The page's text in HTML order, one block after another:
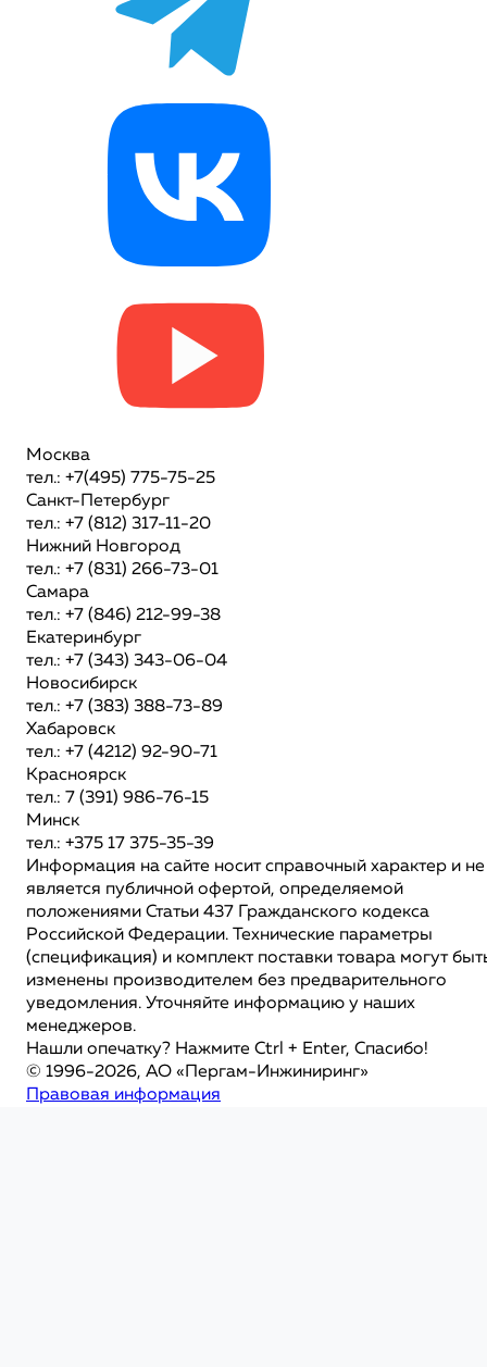
Москва
тел.: +7(495) 775-75-25
Санкт-Петербург
тел.: +7 (812) 317-11-20
Нижний Новгород
тел.: +7 (831) 266-73-01
Самара
тел.: +7 (846) 212-99-38
Екатеринбург
тел.: +7 (343) 343-06-04
Новосибирск
тел.: +7 (383) 388-73-89
Хабаровск
тел.: +7 (4212) 92-90-71
Красноярск
тел.: 7 (391) 986-76-15
Минск
тел.: +375 17 375-35-39
Информация на сайте носит справочный характер и не
является публичной офертой, определяемой
положениями Статьи 437 Гражданского кодекса
Российской Федерации. Технические параметры
(спецификация) и комплект поставки товара могут
изменены производителем без предварительного
уведомления. Уточняйте информацию у наших
менеджеров.
Нашли опечатку? Нажмите Ctrl + Enter, Спасибо!
© 1996-2026, АО «Пергам-Инжиниринг»
Правовая информация